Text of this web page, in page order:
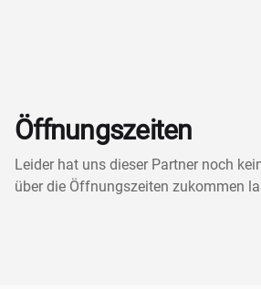
Öffnungszeiten
Leider hat uns dieser Partner noch
über die Öffnungszeiten zukommen